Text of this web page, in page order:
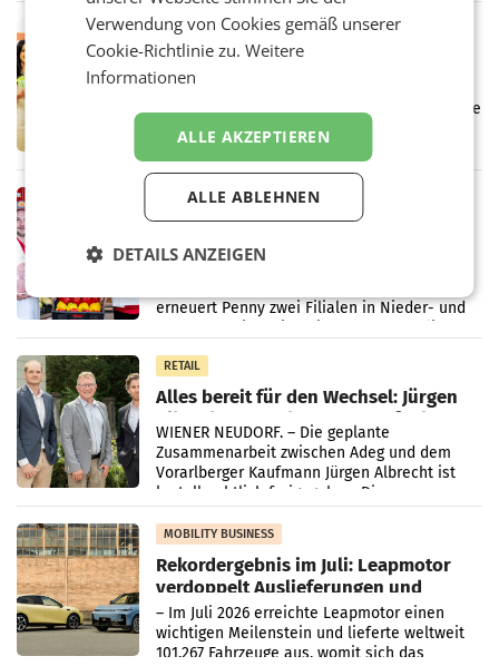
RETAIL
Eine Bühne für Zirkularität: ARA und
Müller informieren am POS über
Über den gesamten August hinweg rücken die
Altstoff Recycling Austria AG (ARA) und der
Handelskonzern Müller die Initiative
„Kreislauf-Helden“ in allen österreichischen
Müller-Filialen
RETAIL
Penny modernisiert zwei Filialen in
Ober- und Niederösterreich
erneuert Penny zwei Filialen in Nieder- und
RETAIL
Alles bereit für den Wechsel: Jürgen
Albrecht setzt ab 1.1.2027 auf Adeg
WIENER NEUDORF. – Die geplante
Zusammenarbeit zwischen Adeg und dem
Vorarlberger Kaufmann Jürgen Albrecht ist
kartellrechtlich freigegeben: Die
Bundeswettbewerbsbehörde und der
Bundeskartellanwalt
MOBILITY BUSINESS
Rekordergebnis im Juli: Leapmotor
verdoppelt Auslieferungen und
überschreitet die 100.000er-Marke
– Im Juli 2026 erreichte Leapmotor einen
wichtigen Meilenstein und lieferte weltweit
101.267 Fahrzeuge aus, womit sich das
Verwendung von Cookies gemäß unserer
Cookie-Richtlinie zu.Weitere
Informationen
ALLE AKZEPTIEREN
ALLE ABLEHNEN
DETAILS ANZEIGEN